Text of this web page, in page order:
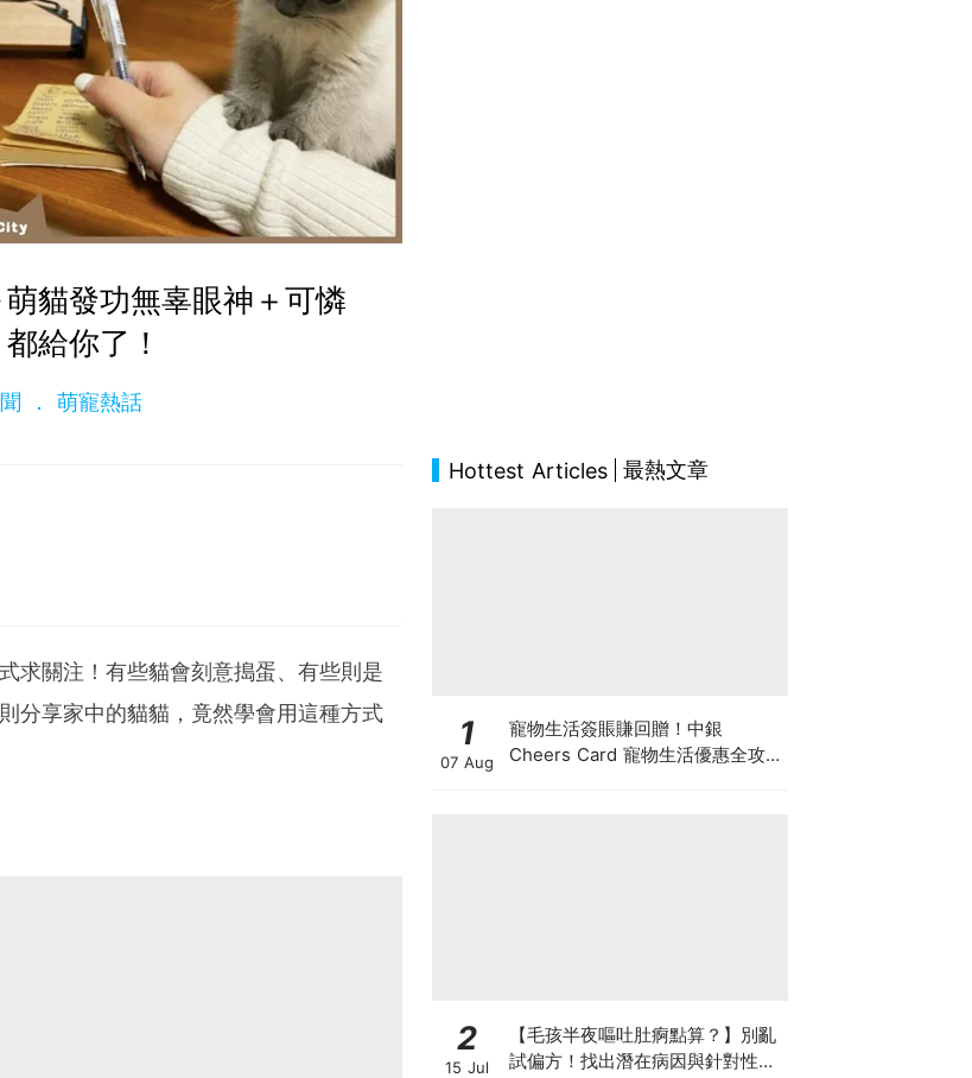
貓發功無辜眼神＋可憐
給你了！
萌寵熱話
求關注！有些貓會刻意搗蛋、有些則是
分享家中的貓貓，竟然學會用這種方式
Hottest Articles 最熱文章
1
07 Aug
寵物生活簽賬賺回贈！中銀
Cheers Card 寵物生活優惠全攻
2
15 Jul
【毛孩半夜嘔吐肚痾點算？】別亂
試偏方！找出潛在病因與針對性營